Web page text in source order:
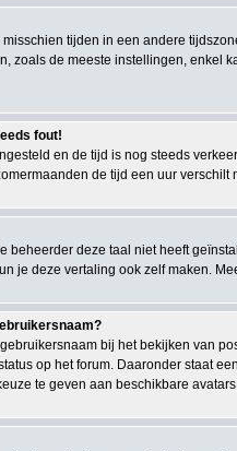
tijden in een andere
zoals de meeste instellingen, enkel
fout!
en de tijd is nog steeds
de tijd een uur verschilt
beheerder deze taal niet heeft
je deze vertaling ook zelf maken.
bij het bekijken van
op het forum. Daaronder staat
te geven aan beschikbare